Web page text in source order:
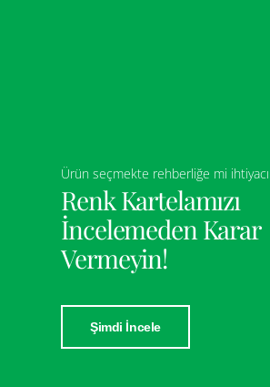
Ürün seçmekte rehberliğe mi
Renk Kartelamızı
İncelemeden Karar
Vermeyin!
Şimdi İncele